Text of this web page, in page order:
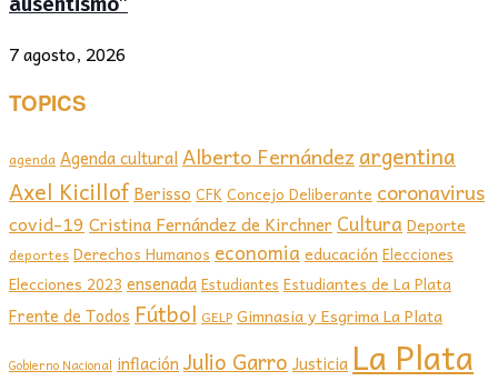
7 agosto, 2026
TOPICS
agenda Agenda culturalAlberto Fernández argentina
Axel Kicillof Berisso CFKConcejo Deliberante coronavirus
covid-19 Cristina Fernández de Kirchner Cultura Deporte
deportes Derechos Humanos economia educación Elecciones
Elecciones 2023 ensenada Estudiantes Estudiantes de La Plata
Frente de Todos Fútbol GELP Gimnasia y Esgrima La Plata
Gobierno Nacional inflación Julio Garro Justicia La Plata